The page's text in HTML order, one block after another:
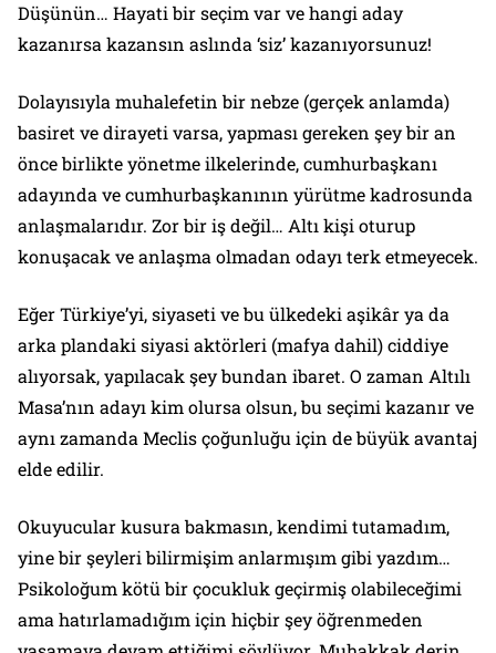
Düşünün… Hayati bir seçim var ve hangi aday
kazanırsa kazansın aslında ‘siz’ kazanıyorsunuz!
Dolayısıyla muhalefetin bir nebze (gerçek anlamda)
basiret ve dirayeti varsa, yapması gereken şey bir an
önce birlikte yönetme ilkelerinde, cumhurbaşkanı
adayında ve cumhurbaşkanının yürütme kadrosunda
anlaşmalarıdır. Zor bir iş değil… Altı kişi oturup
konuşacak ve anlaşma olmadan odayı terk etmeyecek.
Eğer Türkiye’yi, siyaseti ve bu ülkedeki aşikâr ya da
arka plandaki siyasi aktörleri (mafya dahil) ciddiye
alıyorsak, yapılacak şey bundan ibaret. O zaman Altılı
Masa’nın adayı kim olursa olsun, bu seçimi kazanır ve
aynı zamanda Meclis çoğunluğu için de büyük avantaj
elde edilir.
Okuyucular kusura bakmasın, kendimi tutamadım,
yine bir şeyleri bilirmişim anlarmışım gibi yazdım…
Psikoloğum kötü bir çocukluk geçirmiş olabileceğimi
ama hatırlamadığım için hiçbir şey öğrenmeden